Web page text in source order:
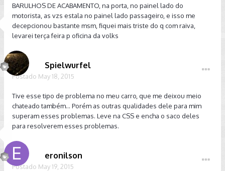
BARULHOS DE ACABAMENTO, na porta, no painel lado do
motorista, as vzs estala no painel lado passageiro, e isso me
decepcionou bastante msm, fiquei mais triste do q com raiva,
levarei terça feira p oficina da volks
Spielwurfel
Postado May 18, 2015
Tive esse tipo de problema no meu carro, que me deixou meio
chateado também... Porém as outras qualidades dele para mim
superam esses problemas. Leve na CSS e encha o saco deles
para resolverem esses problemas.
eronilson
Postado May 19, 2015